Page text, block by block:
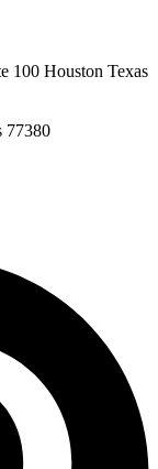
100 Houston Texas
77380